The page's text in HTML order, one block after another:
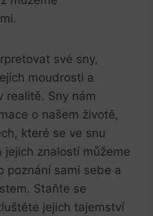
své sny,
moudrosti ​a
realitě. Sny ‍nám
o našem životě,
⁣které ⁢se ve snu
jejich znalostí můžeme
poznání⁢ sami sebe a⁢
Staňte se
jejich tajemství